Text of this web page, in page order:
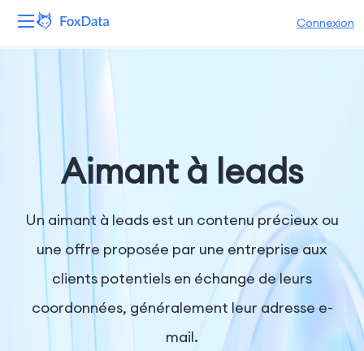
Connexion
Solutions
Ressources
Entreprise
Aimant à leads
Un aimant à leads est un contenu précieux ou
une offre proposée par une entreprise aux
clients potentiels en échange de leurs
coordonnées, généralement leur adresse e-
mail.